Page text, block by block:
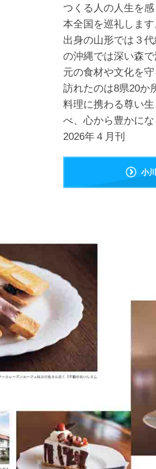
つくる人の人生を
本全国を巡礼しま
出身の山形では３
の沖縄では深い森
元の食材や文化を
訪れたのは8県20か
料理に携わる尊い
べ、心から豊かに
2026年４月刊
小